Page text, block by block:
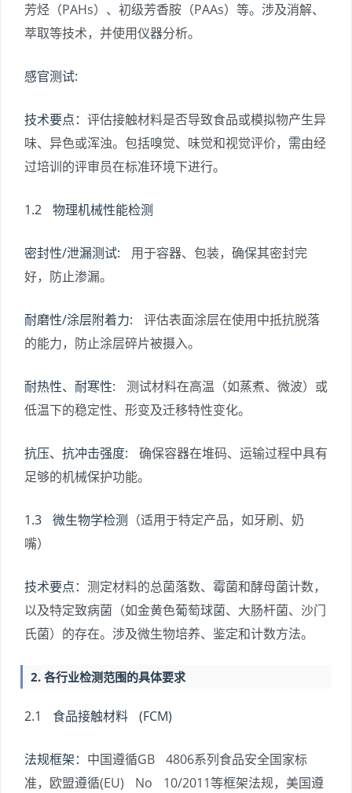
芳烃（PAHs）、初级芳香胺（PAAs）等。涉及消解、
萃取等技术，并使用仪器分析。
感官测试:
技术要点：评估接触材料是否导致食品或模拟物产生异
味、异色或浑浊。包括嗅觉、味觉和视觉评价，需由经
过培训的评审员在标准环境下进行。
1.2 物理机械性能检测
密封性/泄漏测试: 用于容器、包装，确保其密封完
好，防止渗漏。
耐磨性/涂层附着力: 评估表面涂层在使用中抵抗脱落
的能力，防止涂层碎片被摄入。
耐热性、耐寒性: 测试材料在高温（如蒸煮、微波）或
低温下的稳定性、形变及迁移特性变化。
抗压、抗冲击强度: 确保容器在堆码、运输过程中具有
足够的机械保护功能。
1.3 微生物学检测 （适用于特定产品，如牙刷、奶
嘴）
技术要点：测定材料的总菌落数、霉菌和酵母菌计数，
以及特定致病菌（如金黄色葡萄球菌、大肠杆菌、沙门
氏菌）的存在。涉及微生物培养、鉴定和计数方法。
2. 各行业检测范围的具体要求
2.1 食品接触材料 (FCM)
法规框架：中国遵循GB 4806系列食品安全国家标
准，欧盟遵循(EU) No 10/2011等框架法规，美国遵